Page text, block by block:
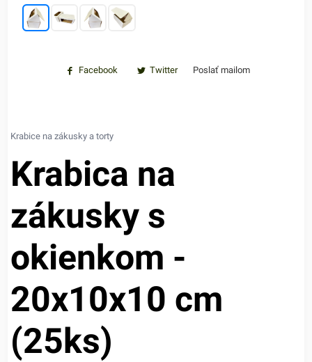
Facebook Twitter Poslať mailom
Krabice na zákusky a torty
Krabica na
zákusky s
okienkom -
20x10x10 cm
(25ks)